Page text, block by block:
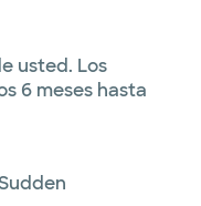
usted. Los
6 meses hasta